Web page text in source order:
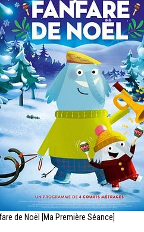
de Noël [Ma Première Séance]